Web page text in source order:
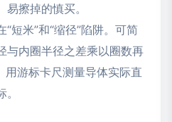
擦掉的慎买。
“短米”和“缩径”陷阱。可简
与内圈半径之差乘以圈数再
用游标卡尺测量导体实际直